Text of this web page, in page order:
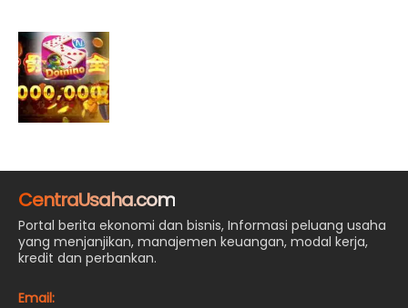
CentraUsaha.com
Portal berita ekonomi dan bisnis, Informasi peluang usaha
yang menjanjikan, manajemen keuangan, modal kerja,
kredit dan perbankan.
Email: